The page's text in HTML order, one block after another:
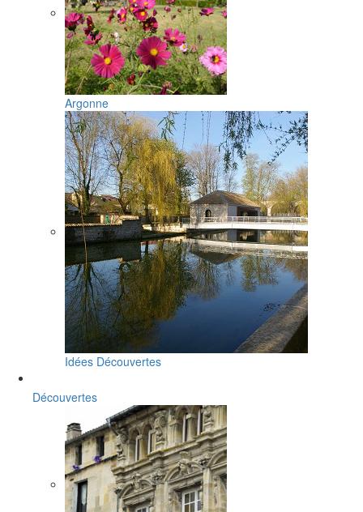
Argonne
Idées Découvertes
Découvertes